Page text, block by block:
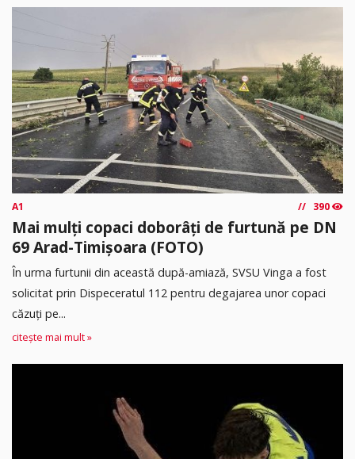
A1 390
Mai mulți copaci doborâți de furtună pe DN
69 Arad-Timișoara (FOTO)
În urma furtunii din această după-amiază, SVSU Vinga a fost
solicitat prin Dispeceratul 112 pentru degajarea unor copaci
căzuți pe...
citește mai mult »